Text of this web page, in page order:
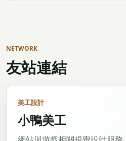
NETWORK
友站連結
美工設計
小鴨美工